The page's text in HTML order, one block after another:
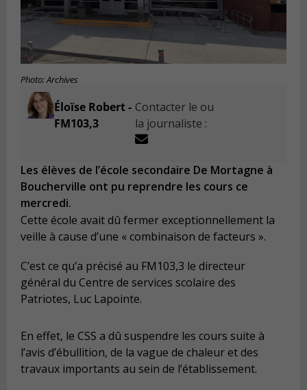
Photo: Archives
Éloïse Robert -
FM103,3
Contacter le ou
la journaliste :
Les élèves de l’école secondaire De Mortagne à
Boucherville ont pu reprendre les cours ce
mercredi.
Cette école avait dû fermer exceptionnellement la
veille à cause d’une « combinaison de facteurs ».
C’est ce qu’a précisé au FM103,3 le directeur
général du Centre de services scolaire des
Patriotes, Luc Lapointe.
En effet, le CSS a dû suspendre les cours suite à
l’avis d’ébullition, de la vague de chaleur et des
travaux importants au sein de l’établissement.